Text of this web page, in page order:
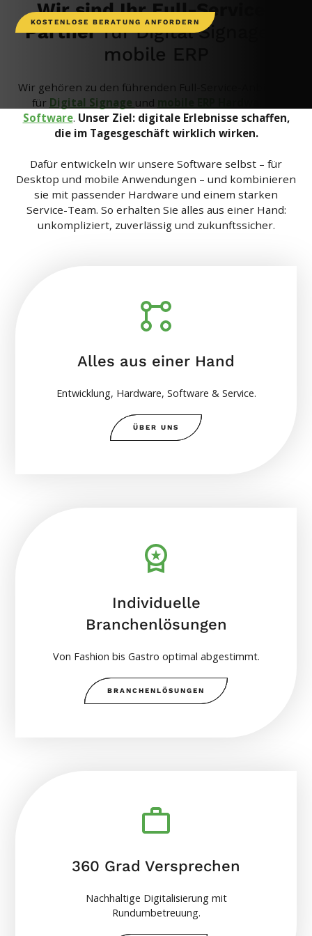
KOSTENLOSE BERATUNG ANFORDERN
Wir sind IhrFull-Service-
Partnerfür Digital Signage &
mobile ERP
Wir gehören zu den führenden Full-Service-Anbietern
für Digital Signage und
Software. Unser Ziel: digitale Erlebnisse schaffen,
die im Tagesgeschäft wirklich wirken.
Dafür entwickeln wir unsere Software selbst – für
Desktop und mobile Anwendungen – und kombinieren
sie mit passender Hardware und einem starken
Service-Team. So erhalten Sie alles aus einer Hand:
unkompliziert, zuverlässig und zukunftssicher.
Alles aus einer Hand
Entwicklung, Hardware, Software & Service.
ÜBER UNS
Individuelle
Branchenlösungen
Von Fashion bis Gastro optimal abgestimmt.
BRANCHENLÖSUNGEN
360 Grad Versprechen
Nachhaltige Digitalisierung mit
Rundumbetreuung.